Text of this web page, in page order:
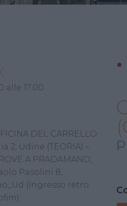
alle 17:00
DEL CARRELLO
2, Udine (TEORIA) –
A PRADAMANO,
Pasolini 8,
(Ingresso retro